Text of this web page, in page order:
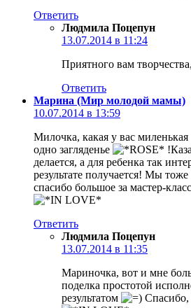
Ответить
Людмила Поцепун
13.07.2014 в 11:24
Приятного вам
Ответить
Марина (Мир молодой мамы)
10.07.2014 в 13:59
Милочка, какая у вас
одно загляденье
делается, а для ребенка так
результате получается! Мы
спасибо большое за мастер-
Ответить
Людмила Поцепун
13.07.2014 в 11:35
Мариночка, вот и мне
поделка простотой
результатом
Спасибо,